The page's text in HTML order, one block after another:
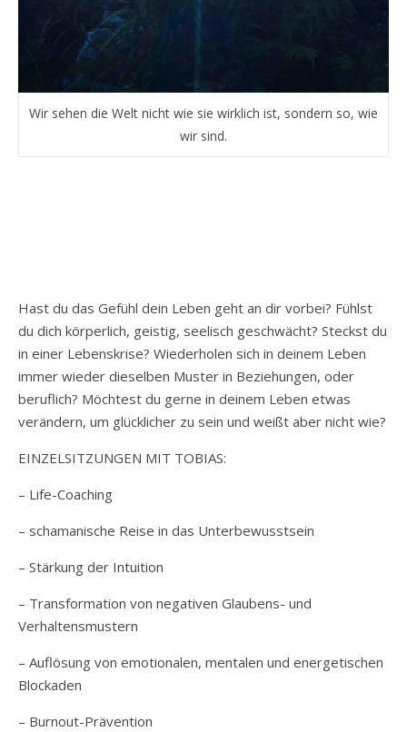
Wir sehen die Welt nicht wie sie wirklich ist, sondern so, wie
wir sind.
Hast du das Gefühl dein Leben geht an dir vorbei? Fühlst
du dich körperlich, geistig, seelisch geschwächt? Steckst du
in einer Lebenskrise? Wiederholen sich in deinem Leben
immer wieder dieselben Muster in Beziehungen, oder
beruflich? Möchtest du gerne in deinem Leben etwas
verändern, um glücklicher zu sein und weißt aber nicht wie?
EINZELSITZUNGEN MIT TOBIAS:
– Life-Coaching
– schamanische Reise in das Unterbewusstsein
– Stärkung der Intuition
– Transformation von negativen Glaubens- und
Verhaltensmustern
– Auflösung von emotionalen, mentalen und energetischen
Blockaden
– Burnout-Prävention